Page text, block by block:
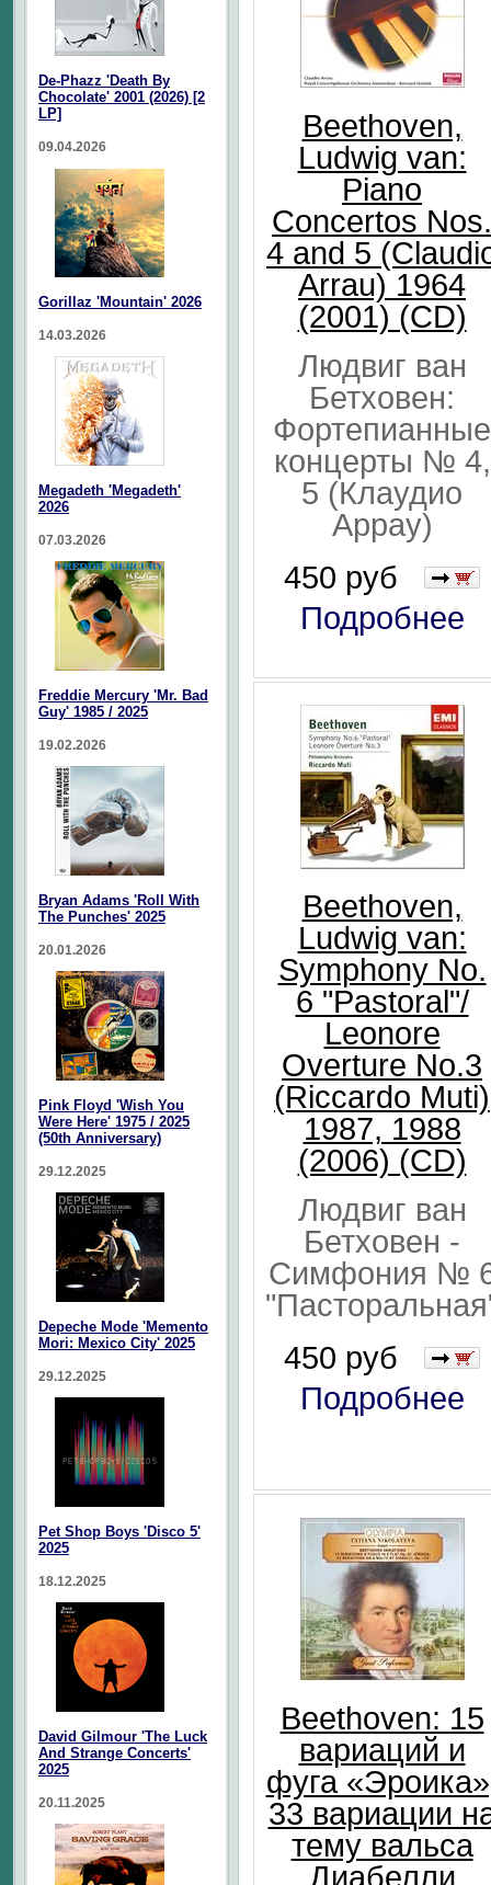
Beethoven,
Ludwig van:
Piano
Concertos Nos.
4 and 5
Arrau) 1964
(2001) (CD)
Людвиг ван
Бетховен:
Фортепианные
концерты № 4,
5 (Клаудио
Аррау)
450 руб
Подробнее
Beethoven,
Ludwig van:
Symphony No.
6 "Pastoral"/
Leonore
Overture No.3
(Riccardo Muti)
1987, 1988
(2006) (CD)
Людвиг ван
Бетховен -
Симфония №
450 руб
Подробнее
Beethoven: 15
вариаций и
фуга
33 вариации
тему вальса
Диабелли
De-Phazz 'Death By
Chocolate' 2001 (2026) [2
LP]
09.04.2026
Gorillaz 'Mountain' 2026
14.03.2026
Megadeth 'Megadeth'
2026
07.03.2026
Freddie Mercury 'Mr. Bad
Guy' 1985 / 2025
19.02.2026
Bryan Adams 'Roll With
The Punches' 2025
20.01.2026
Pink Floyd 'Wish You
Were Here' 1975 / 2025
(50th Anniversary)
29.12.2025
Depeche Mode 'Memento
Mori: Mexico City' 2025
29.12.2025
Pet Shop Boys 'Disco 5'
2025
18.12.2025
David Gilmour 'The Luck
And Strange Concerts'
2025
20.11.2025